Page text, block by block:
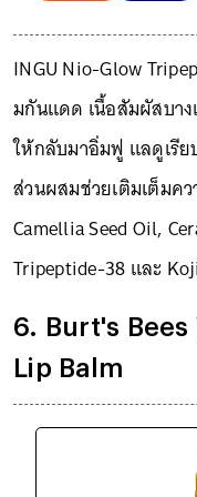
INGU Nio-Glow
มกันแดด เนื้อสัมผัสบา
ให้กลับมาอิ่มฟู แลดูเรีย
ส่วนผสมช่วยเติมเต็มค
Camellia Seed Oil,
Tripeptide-38 และ
6. Burt's
Lip Balm